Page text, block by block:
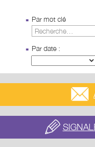
Par mot clé
Par date :